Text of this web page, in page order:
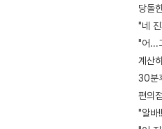
당돌
"네
"어...
계산
30분
편의
"알바